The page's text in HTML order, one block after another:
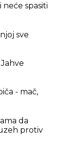
neće spasiti
sve
- mač,
da
protiv